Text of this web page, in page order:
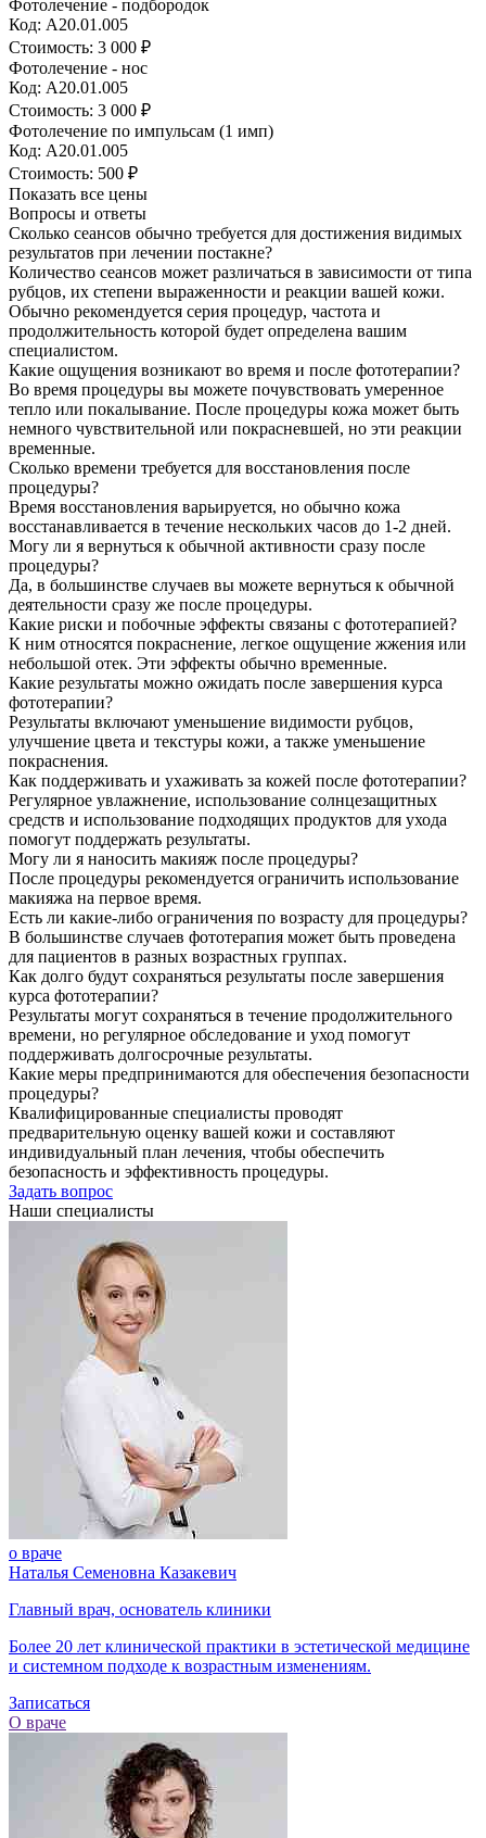
Фотолечение - подбородок
Код: А20.01.005
Стоимость: 3 000 ₽
Фотолечение - нос
Код: А20.01.005
Стоимость: 3 000 ₽
Фотолечение по импульсам (1 имп)
Код: А20.01.005
Стоимость: 500 ₽
Показать все цены
Вопросы и ответы
Сколько сеансов обычно требуется для достижения видимых
результатов при лечении постакне?
Количество сеансов может различаться в зависимости от типа
рубцов, их степени выраженности и реакции вашей кожи.
Обычно рекомендуется серия процедур, частота и
продолжительность которой будет определена вашим
специалистом.
Какие ощущения возникают во время и после фототерапии?
Во время процедуры вы можете почувствовать умеренное
тепло или покалывание. После процедуры кожа может быть
немного чувствительной или покрасневшей, но эти реакции
временные.
Сколько времени требуется для восстановления после
процедуры?
Время восстановления варьируется, но обычно кожа
восстанавливается в течение нескольких часов до 1-2 дней.
Могу ли я вернуться к обычной активности сразу после
процедуры?
Да, в большинстве случаев вы можете вернуться к обычной
деятельности сразу же после процедуры.
Какие риски и побочные эффекты связаны с фототерапией?
К ним относятся покраснение, легкое ощущение жжения или
небольшой отек. Эти эффекты обычно временные.
Какие результаты можно ожидать после завершения курса
фототерапии?
Результаты включают уменьшение видимости рубцов,
улучшение цвета и текстуры кожи, а также уменьшение
покраснения.
Как поддерживать и ухаживать за кожей после фототерапии?
Регулярное увлажнение, использование солнцезащитных
средств и использование подходящих продуктов для ухода
помогут поддержать результаты.
Могу ли я наносить макияж после процедуры?
После процедуры рекомендуется ограничить использование
макияжа на первое время.
Есть ли какие-либо ограничения по возрасту для процедуры?
В большинстве случаев фототерапия может быть проведена
для пациентов в разных возрастных группах.
Как долго будут сохраняться результаты после завершения
курса фототерапии?
Результаты могут сохраняться в течение продолжительного
времени, но регулярное обследование и уход помогут
поддерживать долгосрочные результаты.
Какие меры предпринимаются для обеспечения безопасности
процедуры?
Квалифицированные специалисты проводят
предварительную оценку вашей кожи и составляют
индивидуальный план лечения, чтобы обеспечить
безопасность и эффективность процедуры.
Задать вопрос
Наши специалисты
о враче
Наталья Семеновна Казакевич
Главный врач, основатель клиники
Более 20 лет клинической практики в эстетической медицине
и системном подходе к возрастным изменениям.
Записаться
О враче